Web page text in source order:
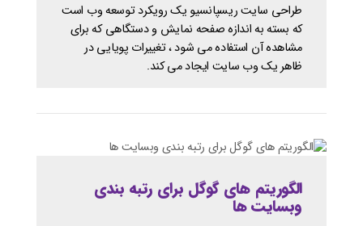
طراحی سایت ریسپانسیو یک رویکرد توسعه وب است
که بسته به اندازه صفحه نمایش و دستگاهی که برای
مشاهده آن استفاده می شود ، تغییرات پویایی در
ظاهر یک وب سایت ایجاد می کند.
الگوریتم های گوگل برای رتبه بندی
وبسایت ها